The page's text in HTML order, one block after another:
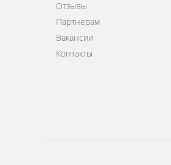
Отзывы
Партнерам
Вакансии
Контакты